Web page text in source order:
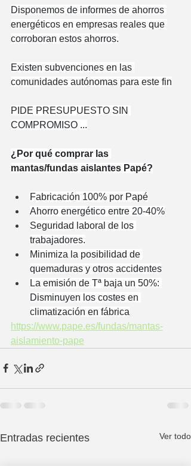
Disponemos de informes de ahorros
energéticos en empresas reales que
corroboran estos ahorros.
Existen subvenciones en las
comunidades autónomas para este fin
PIDE PRESUPUESTO SIN
COMPROMISO ...
¿Por qué comprar las
mantas/fundas aislantes Papé?
Fabricación 100% por Papé
Ahorro energético entre 20-40%
Seguridad laboral de los
trabajadores.
Minimiza la posibilidad de
quemaduras y otros accidentes
La emisión de Tª baja un 50%:
Disminuyen los costes en
climatización en fábrica
https://www.pape.es/fundas/mantas-
aislamiento-pape
Entradas recientes Ver todo